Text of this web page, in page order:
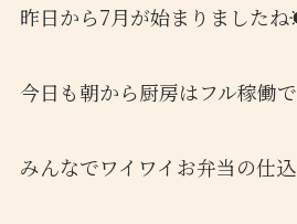
昨日から7月が始まりました
今日も朝から厨房はフル稼働で
みんなでワイワイお弁当の仕